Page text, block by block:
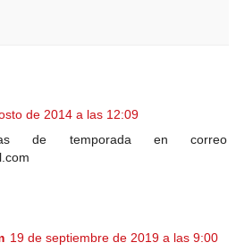
de 2014 a las 12:09
de temporada en correo
19 de septiembre de 2019 a las 9:00